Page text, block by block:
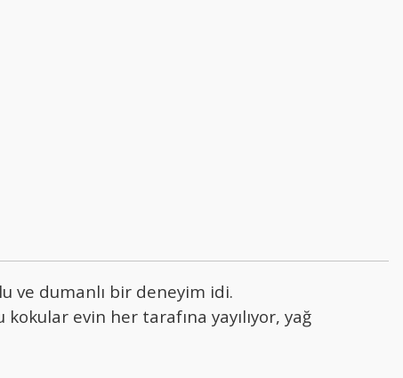
ve dumanlı bir deneyim idi.
evin her tarafına yayılıyor, yağ